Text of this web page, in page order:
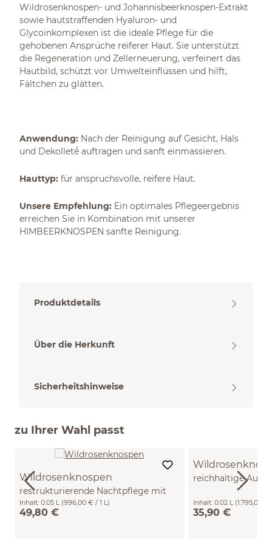
Wildrosenknospen- und Johannisbeerknospen-Extrakt
sowie hautstraffenden Hyaluron- und
Glycoinkomplexen ist die ideale Pflege für die
gehobenen Ansprüche reiferer Haut. Sie unterstützt
die Regeneration und Zellerneuerung, verfeinert das
Hautbild, schützt vor Umwelteinflüssen und hilft,
Fältchen zu glätten.
Anwendung: Nach der Reinigung auf Gesicht, Hals
und Dekolleté́ auftragen und sanft einmassieren.
Hauttyp: für anspruchsvolle, reifere Haut.
Unsere Empfehlung: Ein optimales Pflegeergebnis
erreichen Sie in Kombination mit unserer
HIMBEERKNOSPEN sanfte Reinigung.
Produktdetails
Über die Herkunft
Sicherheitshinweise
zu Ihrer Wahl passt
Wildrosenknospen
restrukturierende Nachtpflege mit
Hyaluron 50 ml
Inhalt: 0.05 L (996,00 € / 1 L)
49,80 €
reichhaltige
Hyaluron 20 ml
Inhalt: 0.02 L (1.795,00 €
35,90 €